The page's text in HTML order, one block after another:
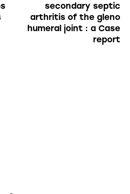
secondary septic
arthritis of the gleno
humeral joint : a Case
report